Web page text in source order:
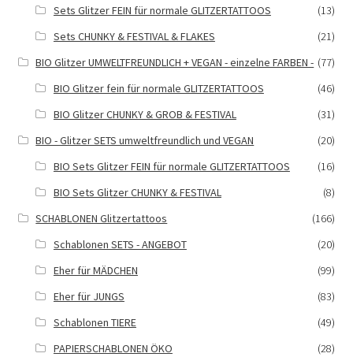
Sets Glitzer FEIN für normale GLITZERTATTOOS
(13)
Sets CHUNKY & FESTIVAL & FLAKES
(21)
BIO Glitzer UMWELTFREUNDLICH + VEGAN - einzelne FARBEN - (77)
BIO Glitzer fein für normale GLITZERTATTOOS
(46)
BIO Glitzer CHUNKY & GROB & FESTIVAL
(31)
BIO - Glitzer SETS umweltfreundlich und VEGAN
(20)
BIO Sets Glitzer FEIN für normale GLITZERTATTOOS
(16)
BIO Sets Glitzer CHUNKY & FESTIVAL
(8)
SCHABLONEN Glitzertattoos
(166)
Schablonen SETS - ANGEBOT
(20)
Eher für MÄDCHEN
(99)
Eher für JUNGS
(83)
Schablonen TIERE
(49)
PAPIERSCHABLONEN ÖKO
(28)